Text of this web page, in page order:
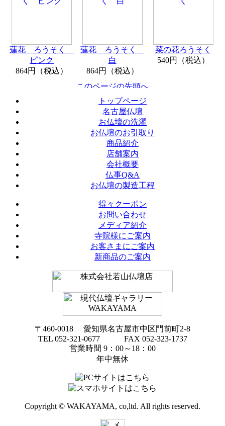
蓮花 ろうそく
ピンク
864円（税込）
蓮花 ろうそく
白
864円（税込）
菜の花ろうそく
540円（税込）
トップページ
名古屋仏壇
お仏壇の洗濯
お仏壇のお引取り
商品紹介
店舗案内
会社概要
仏事Q&A
お仏壇の製造工程
得々クーポン
お問い合わせ
メディア紹介
寺院様にご案内
お客さまにご案内
新商品のご案内
〒460-0018 愛知県名古屋市中区門前町2-8
TEL 052-321-0677 FAX 052-323-1737
営業時間 9：00～18：00
年中無休
Copyright © WAKAYAMA, co,ltd. All rights reserved.